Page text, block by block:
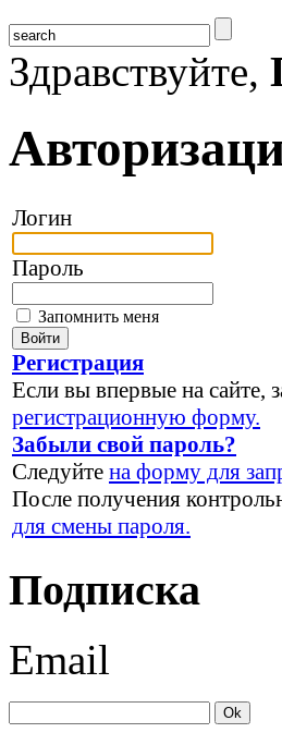
Здравствуйте,
Логин
Пароль
Запомнить меня
Регистрация
Если вы впервые на сайте,
регистрационную форму.
Забыли свой пароль?
Следуйте на форму для
После получения
для смены пароля.
Подписка
Email